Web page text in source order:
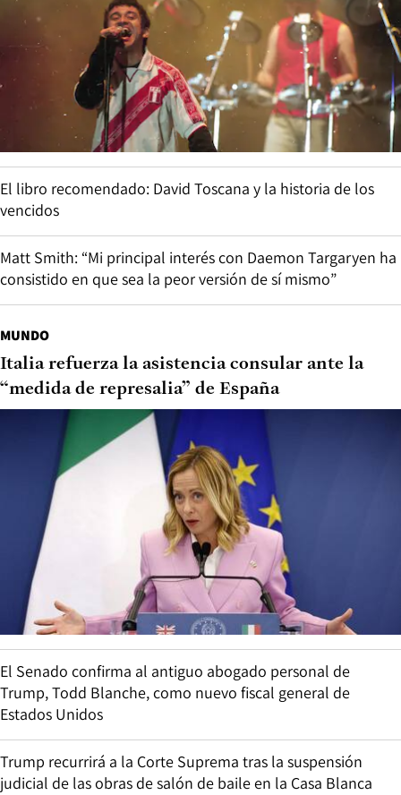
El libro recomendado: David Toscana y la historia de los
vencidos
Matt Smith: “Mi principal interés con Daemon Targaryen ha
consistido en que sea la peor versión de sí mismo”
MUNDO
Italia refuerza la asistencia consular ante la
“medida de represalia” de España
El Senado confirma al antiguo abogado personal de
Trump, Todd Blanche, como nuevo fiscal general de
Estados Unidos
Trump recurrirá a la Corte Suprema tras la suspensión
judicial de las obras de salón de baile en la Casa Blanca